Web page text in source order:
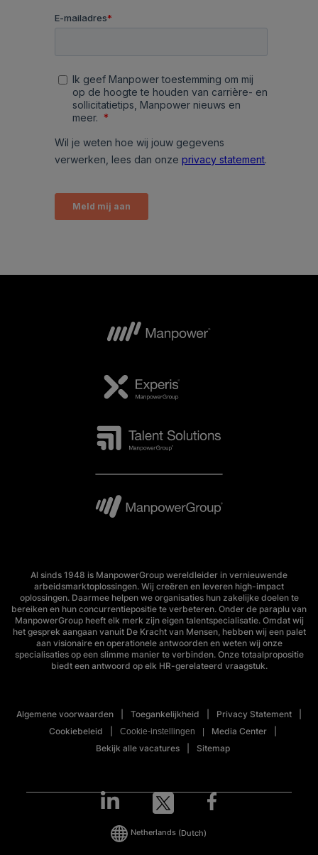
Al sinds 1948 is ManpowerGroup wereldleider in vernieuwende
arbeidsmarktoplossingen. Wij creëren en leveren high-impact
oplossingen. Daarmee helpen we organisaties hun zakelijke doelen te
bereiken en hun concurrentiepositie te verbeteren. Onder de paraplu van
ManpowerGroup heeft elk merk zijn eigen talentspecialisatie. Omdat wij
het gesprek aangaan vanuit De Kracht van Mensen, hebben wij een palet
aan visionaire en operationele antwoorden en weten wij onze
specialisaties op een slimme manier te verbinden. Onze totaalpropositie
biedt een antwoord op elk HR-gerelateerd vraagstuk.
Algemene voorwaarden Toegankelijkheid
Privacy Statement
Cookiebeleid
Cookie-instellingen
Media Center
Bekijk alle vacatures
Sitemap
Netherlands (Dutch)